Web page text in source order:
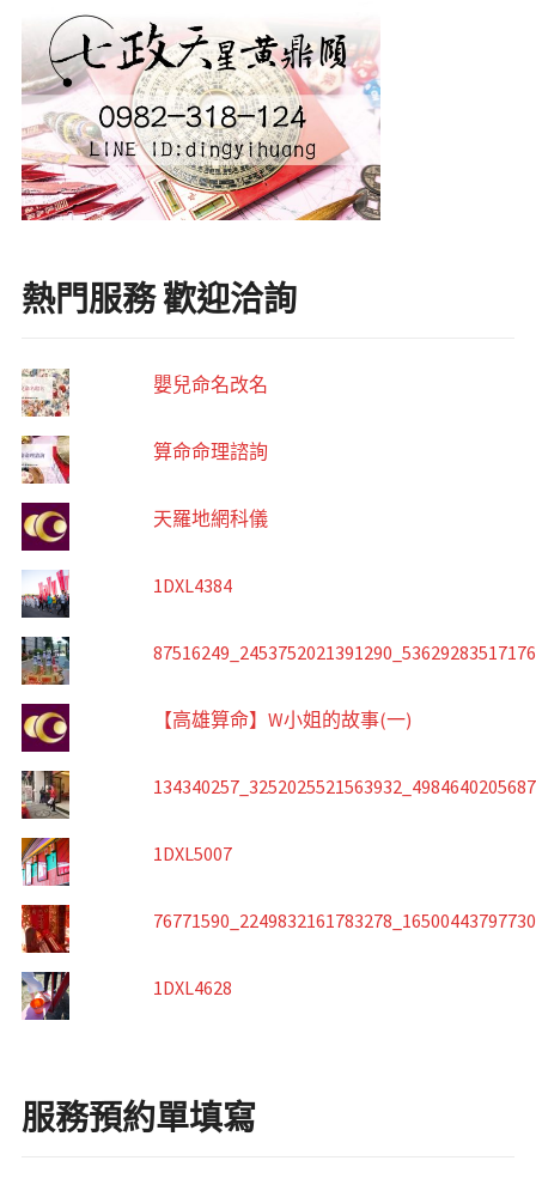
熱門服務 歡迎洽詢
嬰兒命名改名
算命命理諮詢
天羅地網科儀
1DXL4384
【高雄算命】W小姐的故事(一)
1DXL5007
1DXL4628
服務預約單填寫